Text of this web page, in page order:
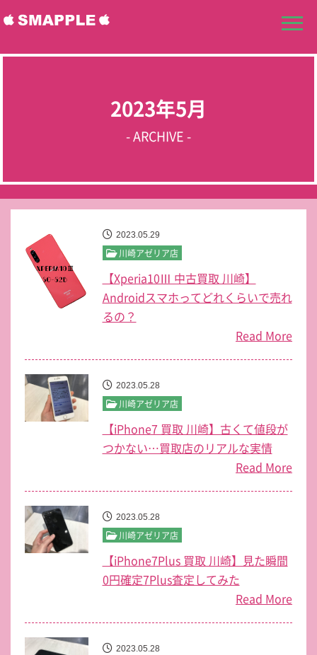
2023年5月
- ARCHIVE -
2023.05.29
川崎アゼリア店
【Xperia10Ⅲ 中古買取 川崎】
Androidスマホってどれくらいで売れ
るの？
Read More
2023.05.28
川崎アゼリア店
【iPhone7 買取 川崎】古くて値段が
つかない…買取店のリアルな実情
Read More
2023.05.28
川崎アゼリア店
【iPhone7Plus 買取 川崎】見た瞬間
0円確定7Plus査定してみた
Read More
2023.05.28